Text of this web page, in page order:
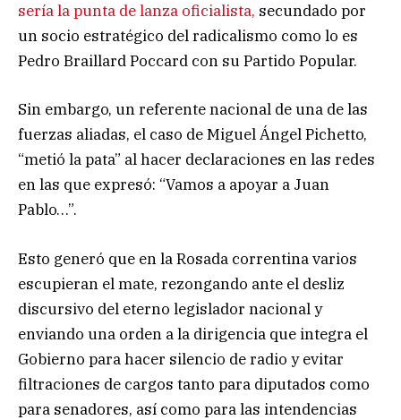
sería la punta de lanza oficialista, secundado por
un socio estratégico del radicalismo como lo es
Pedro Braillard Poccard con su Partido Popular.
Sin embargo, un referente nacional de una de las
fuerzas aliadas, el caso de Miguel Ángel Pichetto,
“metió la pata” al hacer declaraciones en las redes
en las que expresó: “Vamos a apoyar a Juan
Pablo…”.
Esto generó que en la Rosada correntina varios
escupieran el mate, rezongando ante el desliz
discursivo del eterno legislador nacional y
enviando una orden a la dirigencia que integra el
Gobierno para hacer silencio de radio y evitar
filtraciones de cargos tanto para diputados como
para senadores, así como para las intendencias